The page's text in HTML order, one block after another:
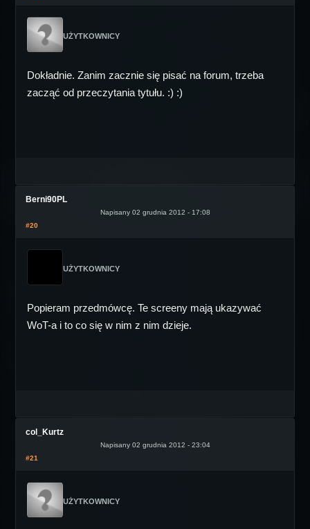
UŻYTKOWNICY
Dokładnie. Zanim zacznie się pisać na forum, trzeba
zacząć od przeczytania tytułu. :) :)
Berni90PL
Napisany 02 grudnia 2012 - 17:08
#20
UŻYTKOWNICY
Popieram przedmówcę. Te screeny mają ukazywać
WoT-a i to co się w nim z nim dzieje.
col_Kurtz
Napisany 02 grudnia 2012 - 23:04
#21
UŻYTKOWNICY